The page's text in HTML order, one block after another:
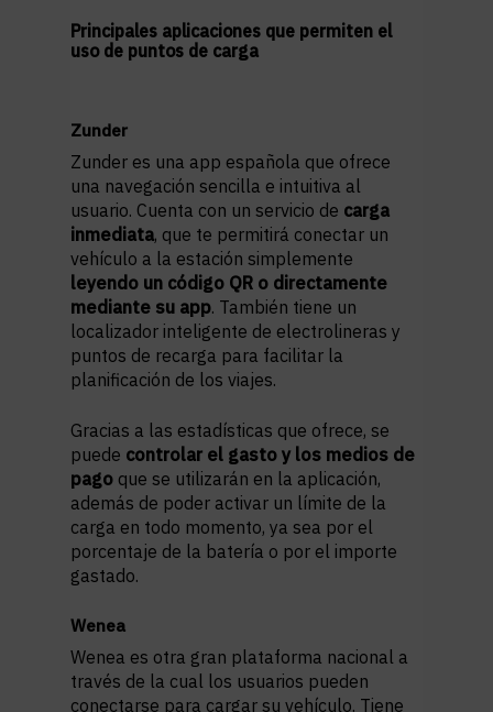
Principales aplicaciones que permiten el
uso de puntos de carga
Zunder
Zunder es una app española que ofrece
una navegación sencilla e intuitiva al
usuario. Cuenta con un servicio de carga
inmediata, que te permitirá conectar un
vehículo a la estación simplemente
leyendo un código QR o directamente
mediante su app. También tiene un
localizador inteligente de electrolineras y
puntos de recarga para facilitar la
planificación de los viajes.
Gracias a las estadísticas que ofrece, se
puede controlar el gasto y los medios de
pago que se utilizarán en la aplicación,
además de poder activar un límite de la
carga en todo momento, ya sea por el
porcentaje de la batería o por el importe
gastado.
Wenea
Wenea es otra gran plataforma nacional a
través de la cual los usuarios pueden
conectarse para cargar su vehículo. Tiene